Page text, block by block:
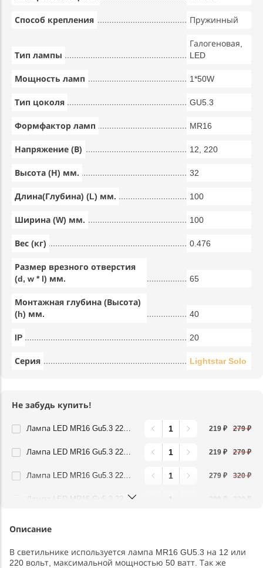
Способ крепления Пружинный
Тип лампы
Галогеновая,
LED
Мощность ламп 1*50W
Тип цоколя GU5.3
Формфактор ламп MR16
Напряжение (В) 12, 220
Высота (Н) мм. 32
Длина(Глубина) (L) мм. 100
Ширина (W) мм. 100
Вес (кг) 0.476
Размер врезного отверстия
(d, w * l) мм.
65
Монтажная глубина (Высота)
(h) мм.
40
IP 20
Серия Lightstar Solo
Не забудь купить!
Лампа LED MR16 Gu5.3 220V 4,5W 3000K FR Lightstar 940202 219 ₽ 279 ₽
Лампа LED MR16 Gu5.3 220V 4,5W 4000K FR Lightstar 940204 219 ₽ 279 ₽
Лампа LED MR16 Gu5.3 220V 6,5W 3000K FR Lightstar 940212 279 ₽ 320 ₽
Лампа LED MR16 Gu5.3 220V 6,5W 4000K FR Lightstar 940214
Описание
В светильнике используется лампа MR16 GU5.3 на 12 или
220 вольт, максимальной мощностью 50 ватт. Так же